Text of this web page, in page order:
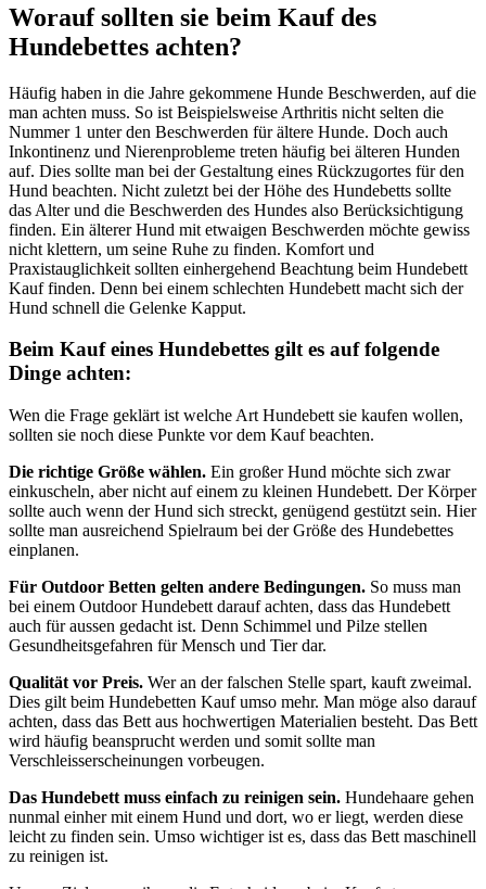
Worauf sollten sie beim Kauf des
Hundebettes achten?
Häufig haben in die Jahre gekommene Hunde Beschwerden, auf die
man achten muss. So ist Beispielsweise Arthritis nicht selten die
Nummer 1 unter den Beschwerden für ältere Hunde. Doch auch
Inkontinenz und Nierenprobleme treten häufig bei älteren Hunden
auf. Dies sollte man bei der Gestaltung eines Rückzugortes für den
Hund beachten. Nicht zuletzt bei der Höhe des Hundebetts sollte
das Alter und die Beschwerden des Hundes also Berücksichtigung
finden. Ein älterer Hund mit etwaigen Beschwerden möchte gewiss
nicht klettern, um seine Ruhe zu finden. Komfort und
Praxistauglichkeit sollten einhergehend Beachtung beim Hundebett
Kauf finden. Denn bei einem schlechten Hundebett macht sich der
Hund schnell die Gelenke Kapput.
Beim Kauf eines Hundebettes gilt es auf folgende
Dinge achten:
Wen die Frage geklärt ist welche Art Hundebett sie kaufen wollen,
sollten sie noch diese Punkte vor dem Kauf beachten.
Die richtige Größe wählen. Ein großer Hund möchte sich zwar
einkuscheln, aber nicht auf einem zu kleinen Hundebett. Der Körper
sollte auch wenn der Hund sich streckt, genügend gestützt sein. Hier
sollte man ausreichend Spielraum bei der Größe des Hundebettes
einplanen.
Für Outdoor Betten gelten andere Bedingungen. So muss man
bei einem Outdoor Hundebett darauf achten, dass das Hundebett
auch für aussen gedacht ist. Denn Schimmel und Pilze stellen
Gesundheitsgefahren für Mensch und Tier dar.
Qualität vor Preis. Wer an der falschen Stelle spart, kauft zweimal.
Dies gilt beim Hundebetten Kauf umso mehr. Man möge also darauf
achten, dass das Bett aus hochwertigen Materialien besteht. Das Bett
wird häufig beansprucht werden und somit sollte man
Verschleisserscheinungen vorbeugen.
Das Hundebett muss einfach zu reinigen sein. Hundehaare gehen
nunmal einher mit einem Hund und dort, wo er liegt, werden diese
leicht zu finden sein. Umso wichtiger ist es, dass das Bett maschinell
zu reinigen ist.